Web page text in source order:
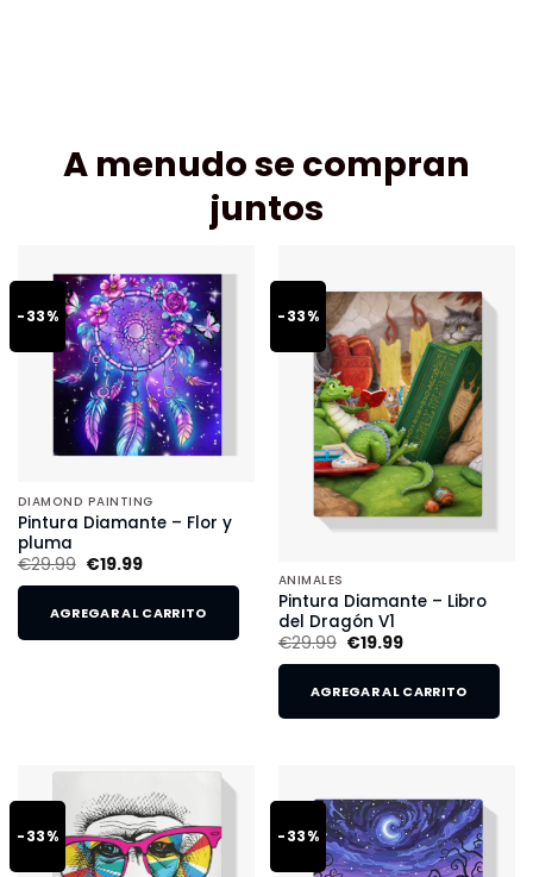
A menudo se compran
juntos
-33%
DIAMOND PAINTING
Pintura Diamante – Flor y
pluma
€29.99 €19.99
AGREGAR AL CARRITO
-33%
ANIMALES
Pintura Diamante – Libro
del Dragón V1
€29.99 €19.99
AGREGAR AL CARRITO
-33% -33%